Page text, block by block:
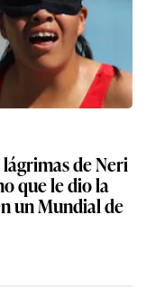
de Neri
que le dio la
un Mundial de